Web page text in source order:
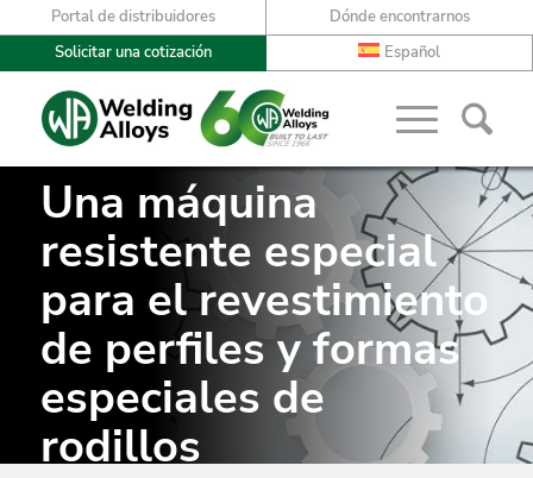
Portal de distribuidores
Dónde encontrarnos
Solicitar una cotización
Español
Una máquina
resistente especial
para el revestimiento
de perfiles y formas
especiales de
rodillos